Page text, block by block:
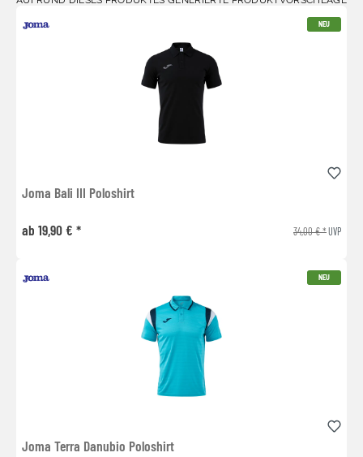
NEU
Joma Bali III Poloshirt
ab 19,90 € * 34,00 € *UVP
NEU
Joma Terra Danubio Poloshirt